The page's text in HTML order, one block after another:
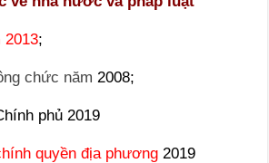
2013;
chức năm 2008;
phủ 2019
quyền địa phương 2019